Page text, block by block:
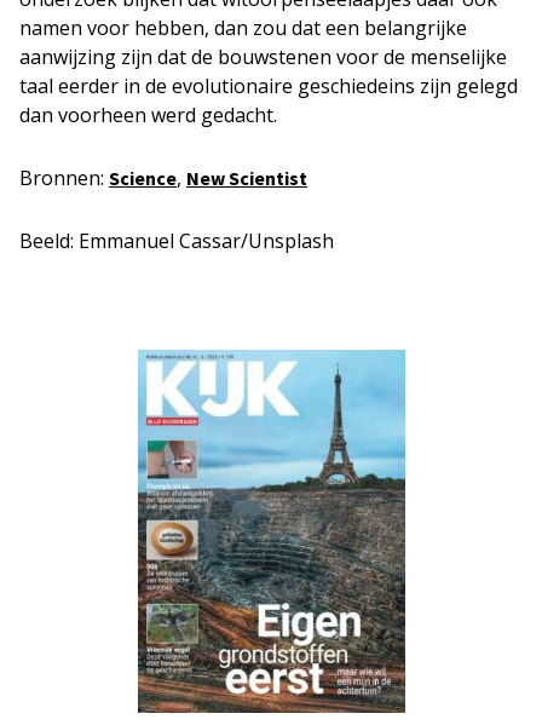
namen voor hebben, dan zou dat een belangrijke
aanwijzing zijn dat de bouwstenen voor de menselijke
taal eerder in de evolutionaire geschiedeins zijn gelegd
dan voorheen werd gedacht.
Bronnen: Science, New Scientist
Beeld: Emmanuel Cassar/Unsplash